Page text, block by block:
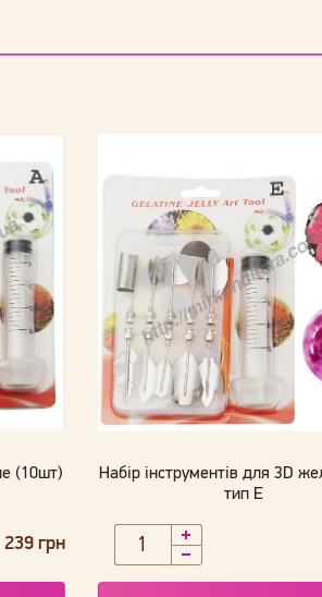
(10шт)
239 грн
Набір інструментів для 3D
тип E